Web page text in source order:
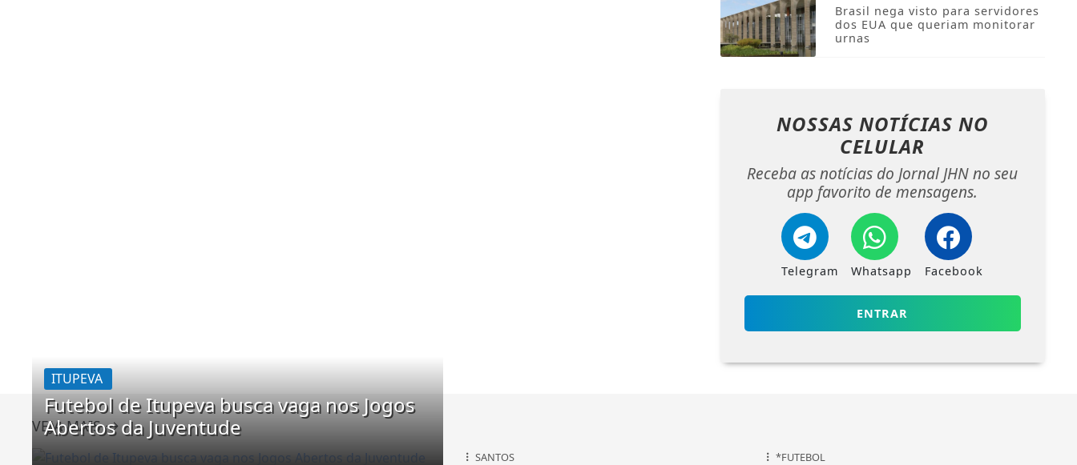
Brasil nega visto para servidores
dos EUA que queriam monitorar
urnas
NOSSAS NOTÍCIAS NO
CELULAR
Receba as notícias do Jornal JHN no seu
app favorito de mensagens.
Telegram Whatsapp Facebook
ENTRAR
VEJA MAIS
ITUPEVA
Futebol de Itupeva busca vaga nos Jogos
Abertos da Juventude
SANTOS *FUTEBOL